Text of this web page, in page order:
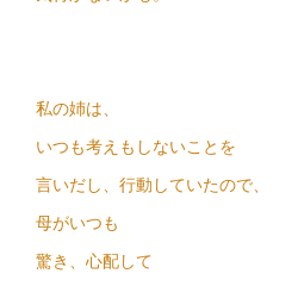
私の姉は、
いつも考えもしないことを
言いだし、行動していたので、
母がいつも
驚き、心配して